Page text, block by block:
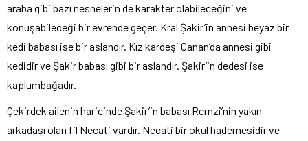
araba gibi bazı nesnelerin de karakter olabileceğini ve
konuşabileceği bir evrende geçer. Kral Şakir’in annesi beyaz bir
kedi babası ise bir aslandır. Kız kardeşi Canan’da annesi gibi
kedidir ve Şakir babası gibi bir aslandır. Şakir’in dedesi ise
kaplumbağadır.
Çekirdek ailenin haricinde Şakir’in babası Remzi’nin yakın
arkadaşı olan fil Necati vardır. Necati bir okul hademesidir ve